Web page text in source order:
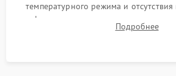
температурного режима и
фокуса, контрастности и
таблицах. Проверка работы всех
Подробнее